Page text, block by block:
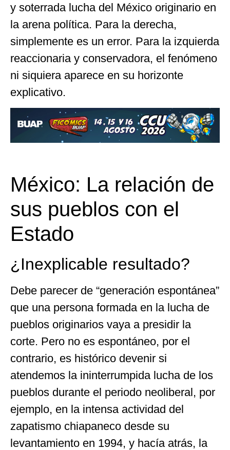
y soterrada lucha del México originario en
la arena política. Para la derecha,
simplemente es un error. Para la izquierda
reaccionaria y conservadora, el fenómeno
ni siquiera aparece en su horizonte
explicativo.
México: La relación de
sus pueblos con el
Estado
¿Inexplicable resultado?
Debe parecer de “generación espontánea”
que una persona formada en la lucha de
pueblos originarios vaya a presidir la
corte. Pero no es espontáneo, por el
contrario, es histórico devenir si
atendemos la ininterrumpida lucha de los
pueblos durante el periodo neoliberal, por
ejemplo, en la intensa actividad del
zapatismo chiapaneco desde su
levantamiento en 1994, y hacía atrás, la